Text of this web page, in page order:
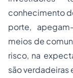
conhecimento
porte,
meios de
risco, na
são verdadeiras